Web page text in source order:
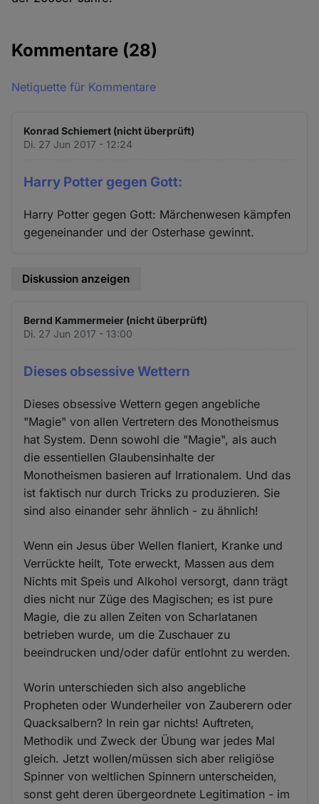
Kommentare (28)
Netiquette für Kommentare
Konrad Schiemert (nicht überprüft)
Di. 27 Jun 2017 - 12:24
Harry Potter gegen Gott:
Harry Potter gegen Gott: Märchenwesen kämpfen
gegeneinander und der Osterhase gewinnt.
Diskussion anzeigen
Bernd Kammermeier (nicht überprüft)
Di. 27 Jun 2017 - 13:00
Dieses obsessive Wettern
Dieses obsessive Wettern gegen angebliche
"Magie" von allen Vertretern des Monotheismus
hat System. Denn sowohl die "Magie", als auch
die essentiellen Glaubensinhalte der
Monotheismen basieren auf Irrationalem. Und das
ist faktisch nur durch Tricks zu produzieren. Sie
sind also einander sehr ähnlich - zu ähnlich!
Wenn ein Jesus über Wellen flaniert, Kranke und
Verrückte heilt, Tote erweckt, Massen aus dem
Nichts mit Speis und Alkohol versorgt, dann trägt
dies nicht nur Züge des Magischen; es ist pure
Magie, die zu allen Zeiten von Scharlatanen
betrieben wurde, um die Zuschauer zu
beeindrucken und/oder dafür entlohnt zu werden.
Worin unterschieden sich also angebliche
Propheten oder Wunderheiler von Zauberern oder
Quacksalbern? In rein gar nichts! Auftreten,
Methodik und Zweck der Übung war jedes Mal
gleich. Jetzt wollen/müssen sich aber religiöse
Spinner von weltlichen Spinnern unterscheiden,
sonst geht deren übergeordnete Legitimation - im